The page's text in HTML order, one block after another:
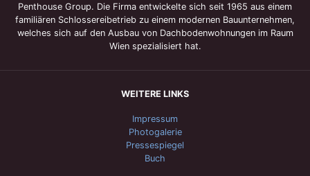
Penthouse Group. Die Firma entwickelte sich seit 1965 aus einem
familiären Schlossereibetrieb zu einem modernen Bauunternehmen,
welches sich auf den Ausbau von Dachbodenwohnungen im Raum
Wien spezialisiert hat.
WEITERE LINKS
Impressum
Photogalerie
Pressespiegel
Buch